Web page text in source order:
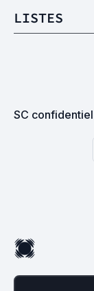
LISTES
SC confidentiel